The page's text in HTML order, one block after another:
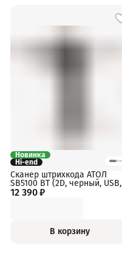
Новинка
Hi-end
12 390 ₽
Сканер штрихкода АТОЛ
SB5100 BT (2D, черный, USB,
Bluetooth 5.0, IP42, c
В корзину